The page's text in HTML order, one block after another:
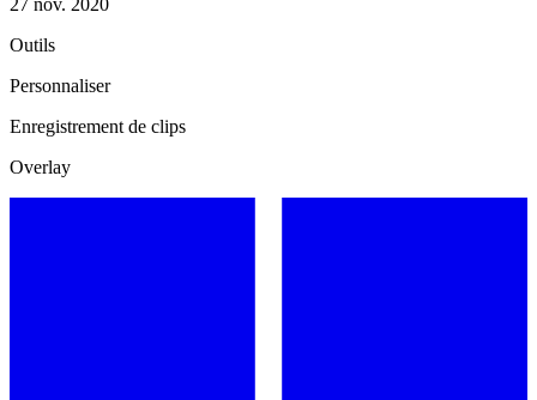
27 nov. 2020
Outils
Personnaliser
Enregistrement de clips
Overlay